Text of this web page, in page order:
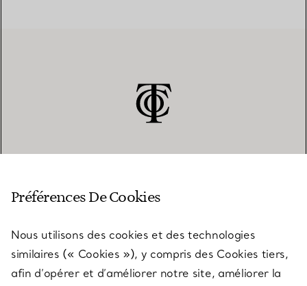
SERVICES
Préférences De Cookies
Nous utilisons des cookies et des technologies
similaires (« Cookies »), y compris des Cookies tiers,
afin d’opérer et d’améliorer notre site, améliorer la